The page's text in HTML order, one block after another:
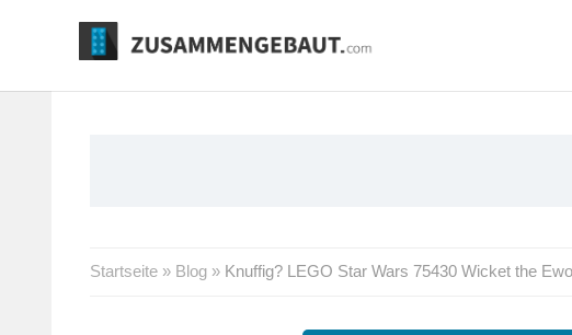
Startseite » Blog » Knuffig? LEGO Star Wars 75430 Wicket the